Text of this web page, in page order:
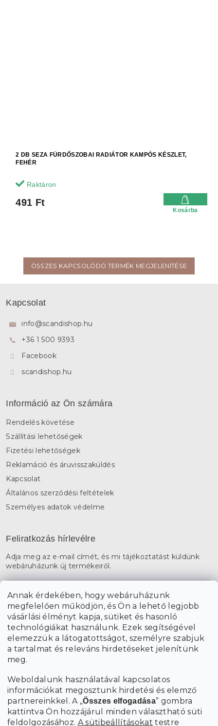
Annak érdekében, hogy webáruházunk
megfelelően működjön, és Ön a lehető legjobb
vásárlási élményt kapja, sütiket és hasonló
technológiákat használunk. Ezek segítségével
elemezzük a látogatottságot, személyre szabjuk
a tartalmat és releváns hirdetéseket jelenítünk
meg.
Weboldalunk használatával kapcsolatos
információkat megosztunk hirdetési és elemző
partnereinkkel. A „Összes elfogadása” gombra
kattintva Ön hozzájárul minden választható süti
feldolgozásához. A sütibeállításokat testre
2 DB SEZA FÜRDŐSZOBAI RADIÁTOR KAMPÓS KÉSZLET,
FEHÉR
Raktáron
491 Ft
Kosárba
ÖSSZES KAPCSOLÓDÓ TERMÉK MEGJELENÍTÉSE
Kapcsolat
info@scandishop.hu
+36 1 500 9393
Facebook
scandishop.hu
Információ az Ön számára
Rendelés követése
Szállítási lehetőségek
Fizetési lehetőségek
Reklamáció és áruvisszaküldés
Kapcsolat
Általános szerződési feltételek
Személyes adatok védelme
Feliratkozás hírlevélre
Adja meg az e-mail címét, és mi tájékoztatást küldünk
webáruházunk új termékeiről.
A hírlevelekre való feliratkozással egyetérteka személyes
adatok feldolgozásával.
FELIRATKOZÁS